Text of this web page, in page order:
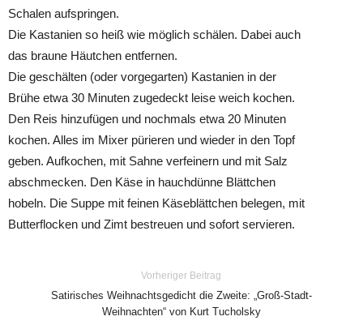
Schalen aufspringen.
Die Kastanien so heiß wie möglich schälen. Dabei auch
das braune Häutchen entfernen.
Die geschälten (oder vorgegarten) Kastanien in der
Brühe etwa 30 Minuten zugedeckt leise weich kochen.
Den Reis hinzufügen und nochmals etwa 20 Minuten
kochen. Alles im Mixer pürieren und wieder in den Topf
geben. Aufkochen, mit Sahne verfeinern und mit Salz
abschmecken. Den Käse in hauchdünne Blättchen
hobeln. Die Suppe mit feinen Käseblättchen belegen, mit
Butterflocken und Zimt bestreuen und sofort servieren.
Vorheriger Beitrag
Satirisches Weihnachtsgedicht die Zweite: „Groß-Stadt-
Weihnachten“ von Kurt Tucholsky